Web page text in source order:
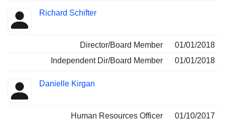
Richard Schifter
Director/Board Member
01/01/2018
Independent Dir/Board Member
01/01/2018
Danielle Kirgan
Human Resources Officer 01/10/2017